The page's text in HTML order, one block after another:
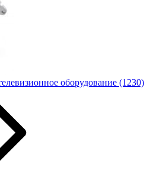
оборудование (1230)